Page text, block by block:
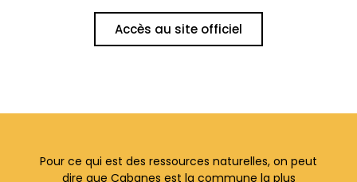
Accès au site officiel
Pour ce qui est des ressources naturelles, on peut
dire que Cabanes est la commune la plus